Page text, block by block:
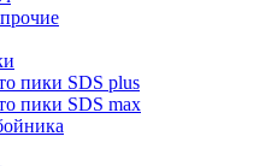
пики SDS plus
пики SDS max